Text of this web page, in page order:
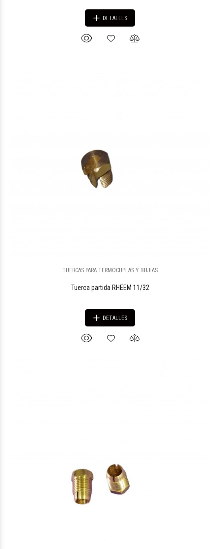
DETALLES
TUERCAS PARA TERMOCUPLAS Y BUJIAS
Tuerca partida RHEEM 11/32
DETALLES